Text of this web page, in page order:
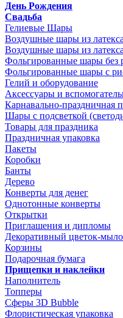
День Рождения
Свадьба
Гелиевые Шары
Воздушные шары из
Воздушные шары из
Фольгированные шары без
Фольгированные шары с
Гелий и оборудование
Аксессуары и
Карнавально-праздничная
Шары с подсветкой
Товары для праздника
Праздничная упаковка
Пакеты
Коробки
Банты
Дерево
Конверты для денег
Однотонные конверты
Открытки
Приглашения и дипломы
Декоративный цветок-мыло
Корзины
Подарочная бумага
Прищепки и наклейки
Наполнитель
Топперы
Сферы 3D Bubble
Флористическая упаковка